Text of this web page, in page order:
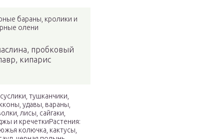
бараны, кролики и
олени
пробковый
кипарис
тушканчики,
удавы, вараны,
лисы, сайгаки,
и кречеткиРастения:
колючка, кактусы,